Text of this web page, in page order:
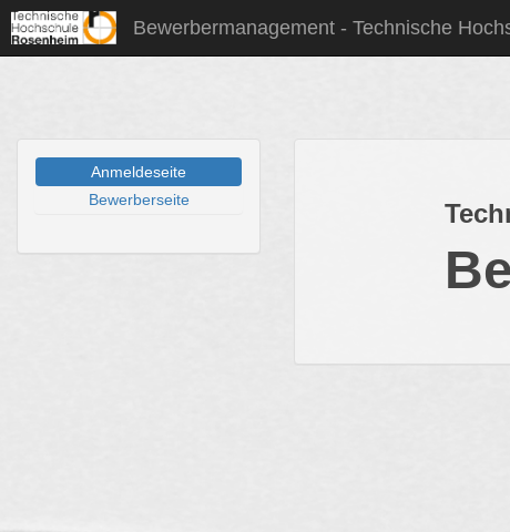
Bewerbermanagement - Technische
Anmeldeseite
Bewerberseite